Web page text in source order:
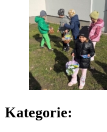
Kategorie: